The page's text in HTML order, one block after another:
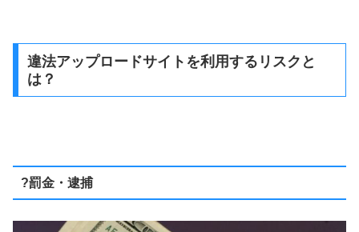
違法アップロードサイトを利用するリスクと
は？
?罰金・逮捕